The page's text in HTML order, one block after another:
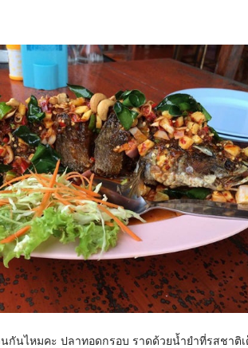
กันไหมคะ ปลาทอดกรอบ ราดด้วยน้ำยำที่รสชาติ